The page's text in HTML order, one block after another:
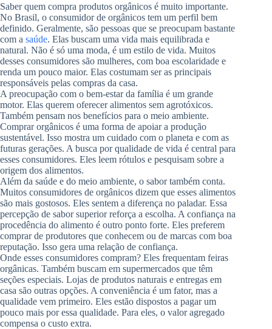
Saber quem compra produtos orgânicos é muito importante.
No Brasil, o consumidor de orgânicos tem um perfil bem
definido. Geralmente, são pessoas que se preocupam bastante
com a saúde. Elas buscam uma vida mais equilibrada e
natural. Não é só uma moda, é um estilo de vida. Muitos
desses consumidores são mulheres, com boa escolaridade e
renda um pouco maior. Elas costumam ser as principais
responsáveis pelas compras da casa.
A preocupação com o bem-estar da família é um grande
motor. Elas querem oferecer alimentos sem agrotóxicos.
Também pensam nos benefícios para o meio ambiente.
Comprar orgânicos é uma forma de apoiar a produção
sustentável. Isso mostra um cuidado com o planeta e com as
futuras gerações. A busca por qualidade de vida é central para
esses consumidores. Eles leem rótulos e pesquisam sobre a
origem dos alimentos.
Além da saúde e do meio ambiente, o sabor também conta.
Muitos consumidores de orgânicos dizem que esses alimentos
são mais gostosos. Eles sentem a diferença no paladar. Essa
percepção de sabor superior reforça a escolha. A confiança na
procedência do alimento é outro ponto forte. Eles preferem
comprar de produtores que conhecem ou de marcas com boa
reputação. Isso gera uma relação de confiança.
Onde esses consumidores compram? Eles frequentam feiras
orgânicas. Também buscam em supermercados que têm
seções especiais. Lojas de produtos naturais e entregas em
casa são outras opções. A conveniência é um fator, mas a
qualidade vem primeiro. Eles estão dispostos a pagar um
pouco mais por essa qualidade. Para eles, o valor agregado
compensa o custo extra.